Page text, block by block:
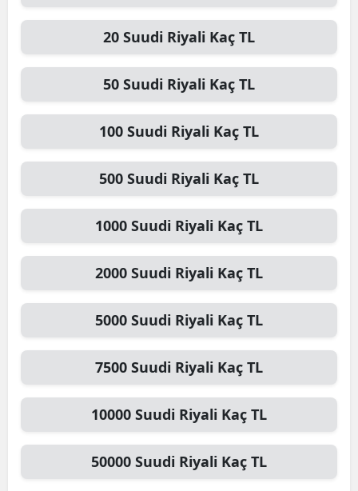
20 Suudi Riyali Kaç TL
50 Suudi Riyali Kaç TL
100 Suudi Riyali Kaç TL
500 Suudi Riyali Kaç TL
1000 Suudi Riyali Kaç TL
2000 Suudi Riyali Kaç TL
5000 Suudi Riyali Kaç TL
7500 Suudi Riyali Kaç TL
10000 Suudi Riyali Kaç TL
50000 Suudi Riyali Kaç TL